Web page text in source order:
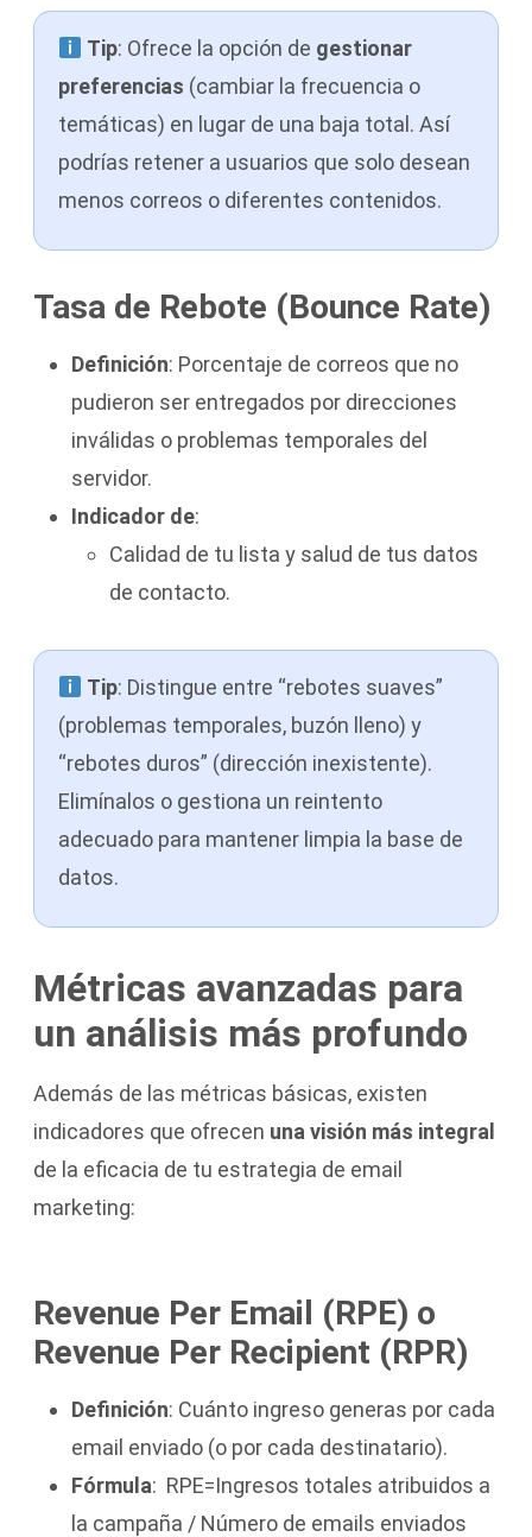
Tip: Ofrece la opción de gestionar
preferencias (cambiar la frecuencia o
temáticas) en lugar de una baja total. Así
podrías retener a usuarios que solo desean
menos correos o diferentes contenidos.
Tasa de Rebote (Bounce Rate)
Definición: Porcentaje de correos que no
pudieron ser entregados por direcciones
inválidas o problemas temporales del
servidor.
Indicador de:
Calidad de tu lista y salud de tus datos
de contacto.
Tip: Distingue entre “rebotes suaves”
(problemas temporales, buzón lleno) y
“rebotes duros” (dirección inexistente).
Elimínalos o gestiona un reintento
adecuado para mantener limpia la base de
datos.
Métricas avanzadas para
un análisis más profundo
Además de las métricas básicas, existen
indicadores que ofrecen una visión más integral
de la eficacia de tu estrategia de email
marketing:
Revenue Per Email (RPE) o
Revenue Per Recipient (RPR)
Definición: Cuánto ingreso generas por cada
email enviado (o por cada destinatario).
Fórmula: RPE=Ingresos totales atribuidos a
la campaña / Número de emails enviados